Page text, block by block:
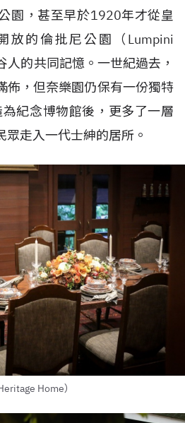
園，甚至早於1920年才從皇
放的倫批尼公園（Lumpini
人的共同記憶。一世紀過去，
佈，但奈樂園仍保有一份獨特
紀念博物館後，更多了一層
走入一代士紳的居所。
Home）